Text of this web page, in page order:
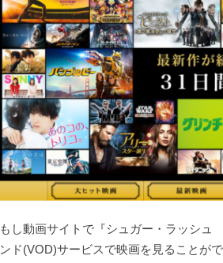
もし動画サイトで『シュガー・ラッシ
ンド(VOD)サービスで映画を見ることがで